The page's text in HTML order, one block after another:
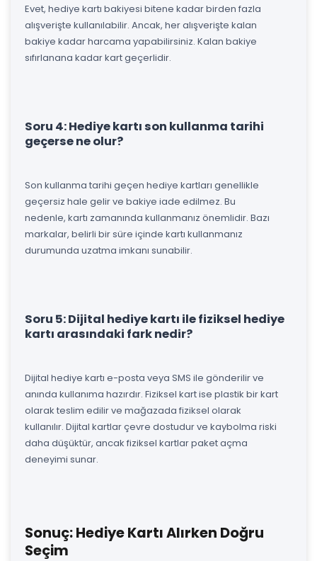
Evet, hediye kartı bakiyesi bitene kadar birden fazla
alışverişte kullanılabilir. Ancak, her alışverişte kalan
bakiye kadar harcama yapabilirsiniz. Kalan bakiye
sıfırlanana kadar kart geçerlidir.
Soru 4: Hediye kartı son kullanma tarihi
geçerse ne olur?
Son kullanma tarihi geçen hediye kartları genellikle
geçersiz hale gelir ve bakiye iade edilmez. Bu
nedenle, kartı zamanında kullanmanız önemlidir. Bazı
markalar, belirli bir süre içinde kartı kullanmanız
durumunda uzatma imkanı sunabilir.
Soru 5: Dijital hediye kartı ile fiziksel hediye
kartı arasındaki fark nedir?
Dijital hediye kartı e-posta veya SMS ile gönderilir ve
anında kullanıma hazırdır. Fiziksel kart ise plastik bir kart
olarak teslim edilir ve mağazada fiziksel olarak
kullanılır. Dijital kartlar çevre dostudur ve kaybolma riski
daha düşüktür, ancak fiziksel kartlar paket açma
deneyimi sunar.
Sonuç: Hediye Kartı Alırken Doğru
Seçim